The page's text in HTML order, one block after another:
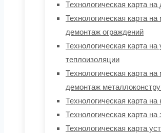
Технологическая карта
Технологическая карта
демонтаж ограждений
Технологическая карта на
теплоизоляции
Технологическая карта
демонтаж
Технологическая карта
Технологическая карта
Технологическая карта